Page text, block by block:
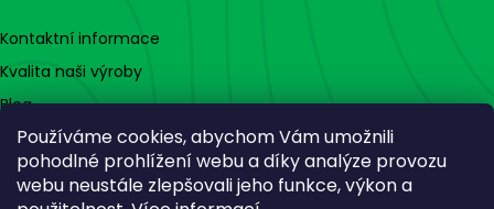
Používáme cookies, abychom Vám umožnili
pohodlné prohlížení webu a díky analýze provozu
webu neustále zlepšovali jeho funkce, výkon a
Kontaktní informace
Kvalita naši výroby
Blog